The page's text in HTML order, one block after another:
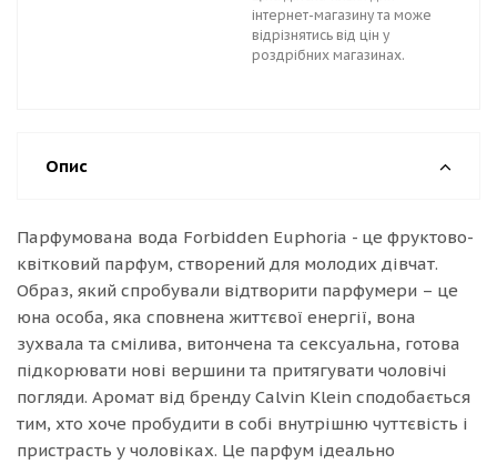
інтернет-магазину та може
відрізнятись від цін у
роздрібних магазинах.
Опис
Парфумована вода Forbidden Euphoria - це фруктово-
квітковий парфум, створений для молодих дівчат.
Образ, який спробували відтворити парфумери – це
юна особа, яка сповнена життєвої енергії, вона
зухвала та смілива, витончена та сексуальна, готова
підкорювати нові вершини та притягувати чоловічі
погляди. Аромат від бренду Calvin Klein сподобається
тим, хто хоче пробудити в собі внутрішню чуттєвість і
пристрасть у чоловіках. Це парфум ідеально